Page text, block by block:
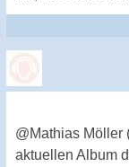
@Mathias Möller
aktuellen Album